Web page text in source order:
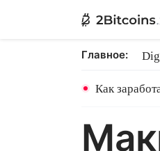
Главное:
Как